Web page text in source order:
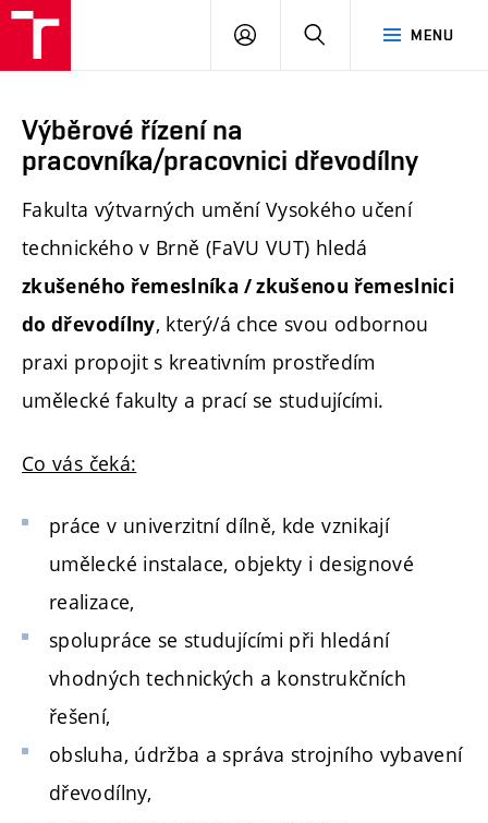
MENU
PŘIHLÁSIT
Výběrové řízení na
pracovníka/pracovnici dřevodílny
Fakulta výtvarných umění Vysokého učení
technického v Brně (FaVU VUT) hledá
zkušeného řemeslníka / zkušenou řemeslnici
do dřevodílny, který/á chce svou odbornou
praxi propojit s kreativním prostředím
umělecké fakulty a prací se studujícími.
Co vás čeká:
práce v univerzitní dílně, kde vznikají
umělecké instalace, objekty i designové
realizace,
spolupráce se studujícími při hledání
vhodných technických a konstrukčních
řešení,
obsluha, údržba a správa strojního vybavení
dřevodílny,